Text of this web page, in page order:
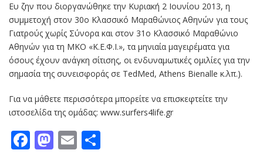
Ευ ζην που διοργανώθηκε την Κυριακή 2 Ιουνίου 2013, η
συμμετοχή στον 30ο Κλασσικό Μαραθώνιος Αθηνών για τους
Γιατρούς χωρίς Σύνορα και στον 31ο Κλασσικό Μαραθώνιο
Αθηνών για τη ΜΚΟ «Κ.Ε.Φ.Ι.», τα μηνιαία μαγειρέματα για
όσους έχουν ανάγκη σίτισης, οι ενδυναμωτικές ομιλίες για την
σημασία της συνεισφοράς σε ΤedMed, Athens Bienalle κ.λπ.).
Για να μάθετε περισσότερα μπορείτε να επισκεφτείτε την
ιστοσελίδα της ομάδας: www.surfers4life.gr
Facebook
Mastodon
Email